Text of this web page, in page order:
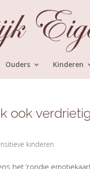
Ouders Kinderen
ook
kinderen
het ‘rondje